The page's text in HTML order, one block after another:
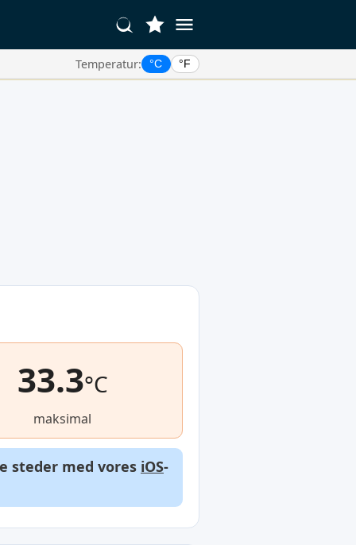
Temperatur: °C °F
33.3°C
maksimal
steder med vores iOS-